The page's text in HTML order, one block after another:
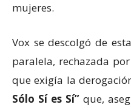
mujeres.
Vox se descolgó de
paralela, rechazada
que exigía la
Sólo Sí es Sí” que,